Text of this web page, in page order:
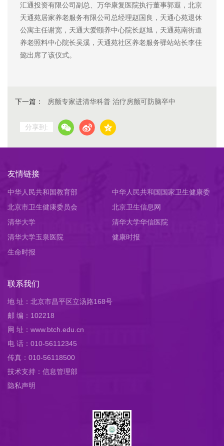
汇通投资有限公司副总、万华康复医院执行董事郭遐，北京
天通苑居家养老服务有限公司总经理赵国良，天通心苑退休
公寓主任谢宽，天通大爱颐养中心院长赵旭，天通苑南街道
养老照料中心院长吴溪，天通苑社区养老服务驿站站长李佳
懿出席了该仪式。
下一篇： 房颤专家进清华科普 治疗房颤可防脑卒中
分享到:
友情链接
中华人民共和国教育部
中华人民共和国国家卫生健康委
员会
北京市卫生健康委员会
北京卫生信息网
清华大学
清华大学华信医院
清华大学玉泉医院
健康时报
生命时报
联系我们
地 址：北京市昌平区立汤路168号
邮 编：102218
网 址：www.btch.edu.cn
电 话：010-56112345
传真：010-56118500
技术支持：信息管理部
隐私声明